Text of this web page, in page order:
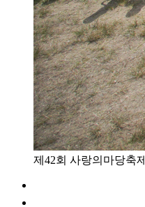
제42회 사랑의마당축제